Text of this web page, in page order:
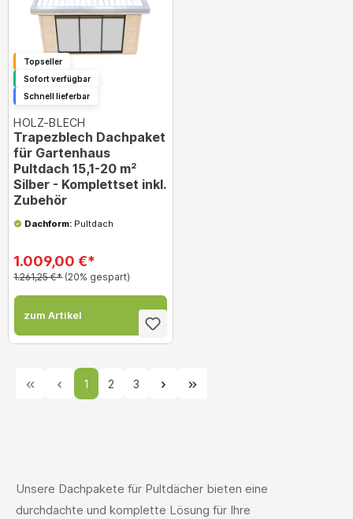
Topseller
Sofort verfügbar
Schnell lieferbar
HOLZ-BLECH
Trapezblech Dachpaket
für Gartenhaus
Pultdach 15,1-20 m²
Silber - Komplettset inkl.
Zubehör
Dachform:Pultdach
1.009,00 €*
1.261,25 €* (20% gespart)
zum Artikel
1 2 3
Unsere Dachpakete für Pultdächer bieten eine
durchdachte und komplette Lösung für Ihre